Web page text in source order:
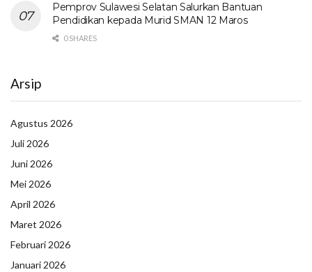
Pemprov Sulawesi Selatan Salurkan Bantuan
Pendidikan kepada Murid SMAN 12 Maros
0 SHARES
Arsip
Agustus 2026
Juli 2026
Juni 2026
Mei 2026
April 2026
Maret 2026
Februari 2026
Januari 2026